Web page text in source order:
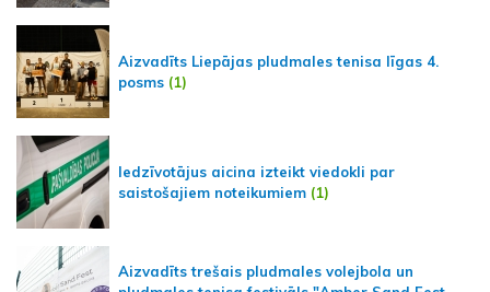
Aizvadīts Liepājas pludmales tenisa līgas 4.
posms (1)
Iedzīvotājus aicina izteikt viedokli par
saistošajiem noteikumiem (1)
Aizvadīts trešais pludmales volejbola un